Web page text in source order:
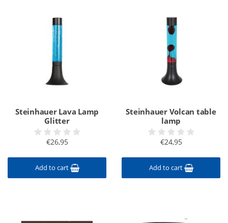
Steinhauer Lava Lamp
Glitter
€26,95
Add to cart
Steinhauer Volcan table
lamp
€24,95
Add to cart